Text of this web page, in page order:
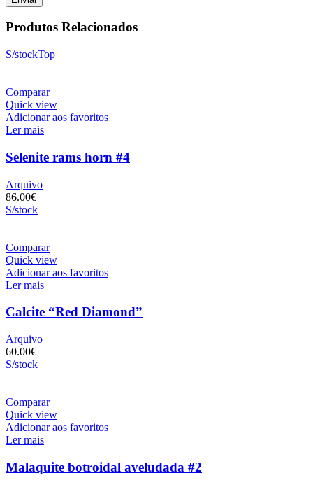
Produtos Relacionados
S/stockTop
Comparar
Quick view
Adicionar aos favoritos
Ler mais
Selenite rams horn #4
Arquivo
86.00€
S/stock
Comparar
Quick view
Adicionar aos favoritos
Ler mais
Calcite “Red Diamond”
Arquivo
60.00€
S/stock
Comparar
Quick view
Adicionar aos favoritos
Ler mais
Malaquite botroidal aveludada #2